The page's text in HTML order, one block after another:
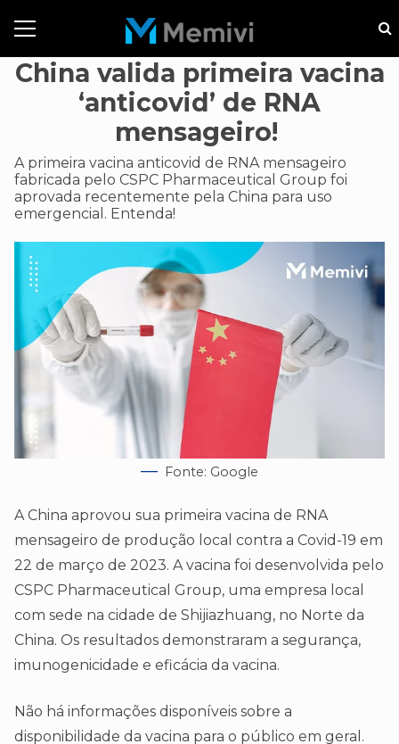
China valida primeira vacina
‘anticovid’ de RNA
mensageiro!
A primeira vacina anticovid de RNA mensageiro
fabricada pelo CSPC Pharmaceutical Group foi
aprovada recentemente pela China para uso
emergencial. Entenda!
Fonte: Google
A China aprovou sua primeira vacina de RNA
mensageiro de produção local contra a Covid-19 em
22 de março de 2023. A vacina foi desenvolvida pelo
CSPC Pharmaceutical Group, uma empresa local
com sede na cidade de Shijiazhuang, no Norte da
China. Os resultados demonstraram a segurança,
imunogenicidade e eficácia da vacina.
Não há informações disponíveis sobre a
disponibilidade da vacina para o público em geral.